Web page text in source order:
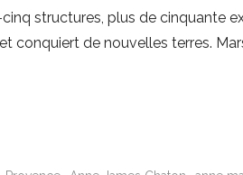
structures, plus de cinquante
conquiert de nouvelles terres.